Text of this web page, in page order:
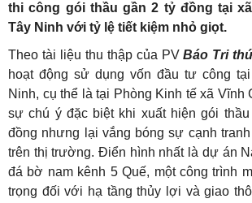
thi công gói thầu gần 2 tỷ đồng tại
Tây Ninh với tỷ lệ tiết kiệm nhỏ giọt.
Theo tài liệu thu thập của PVBáo Tri
hoạt động sử dụng vốn đầu tư công
Ninh, cụ thể là tại Phòng Kinh tế xã Vĩnh
sự chú ý đặc biệt khi xuất hiện gói
đồng nhưng lại vắng bóng sự cạnh
trên thị trường. Điển hình nhất là dự án
đá bờ nam kênh 5 Quế, một công trình
trọng đối với hạ tầng thủy lợi và giao